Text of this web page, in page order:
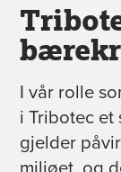
I vår rolle
i Tribotec et
gjelder
miljøet, og